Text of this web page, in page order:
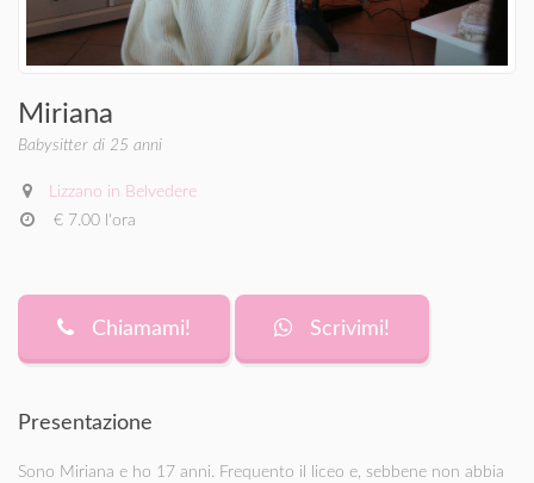
Miriana
Babysitter di 25 anni
Lizzano in Belvedere
€ 7.00 l'ora
Chiamami! Scrivimi!
Presentazione
Sono Miriana e ho 17 anni. Frequento il liceo e, sebbene non abbia